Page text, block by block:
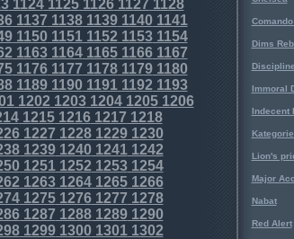
1124112511261127 1128
1137 1138113911401141
115011511152 11531154
11631164116511661167
11761177 117811791180
1189119011911192 1193
1202 1203120412051206
121512161217 1218
1227 122812291230
1239124012411242
12511252 12531254
1263126412651266
127512761277 1278
1287 128812891290
1299130013011302
Dims
Immoral
Indecent
Lion's
Major
Nabat
Red Alert